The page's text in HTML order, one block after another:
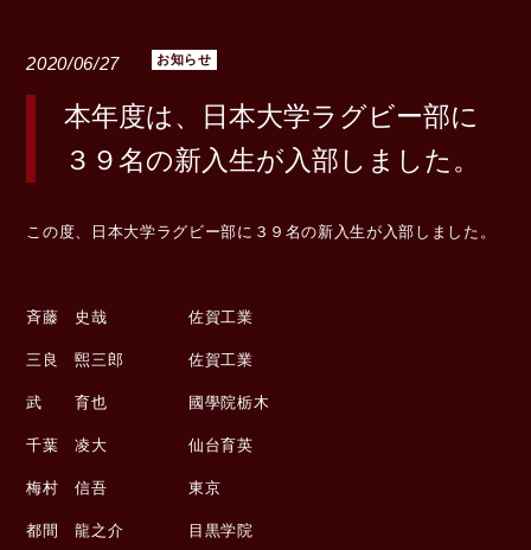
2020/06/27 お知らせ
本年度は、日本大学ラグビー部に
３９名の新入生が入部しました。
この度、日本大学ラグビー部に３９名の新入生が入部しました。
斉藤 史哉 佐賀工業
三良 煕三郎 佐賀工業
武 育也 國學院栃木
千葉 凌大 仙台育英
梅村 信吾 東京
都間 龍之介 目黒学院